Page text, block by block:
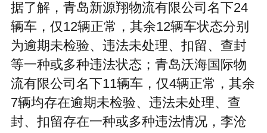
据了解，青岛新源翔物流有限公司名下24
辆车，仅12辆正常，其余12辆车状态分别
为逾期未检验、违法未处理、扣留、查封
等一种或多种违法状态；青岛沃海国际物
流有限公司名下11辆车，仅4辆正常，其余
7辆均存在逾期未检验、违法未处理、查
封、扣留存在一种或多种违法情况，李沧